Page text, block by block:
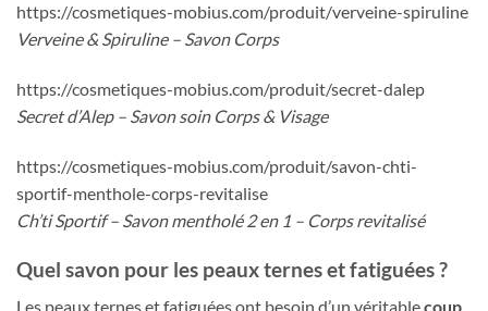
https://cosmetiques-mobius.com/produit/verveine-spiruline
Verveine & Spiruline – Savon Corps
https://cosmetiques-mobius.com/produit/secret-dalep
Secret d’Alep – Savon soin Corps & Visage
https://cosmetiques-mobius.com/produit/savon-chti-
sportif-menthole-corps-revitalise
Ch’ti Sportif – Savon mentholé 2 en 1 – Corps revitalisé
Quel savon pour les peaux ternes et fatiguées ?
Les peaux ternes et fatiguées ont besoin d’un véritablecoup